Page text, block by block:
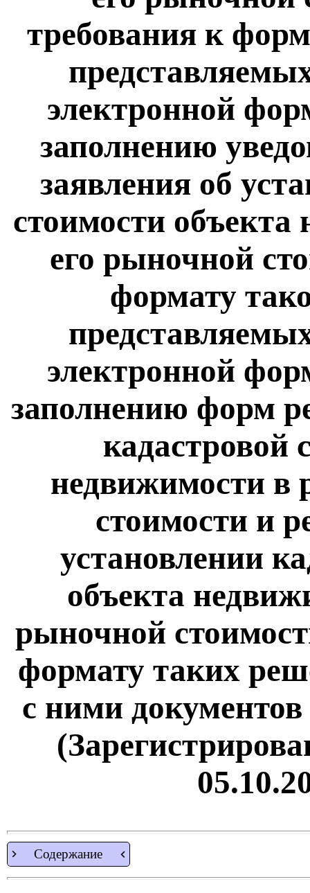
требования к
электронной
заполнению
заявления об
стоимости объекта
его рыночной
формату
электронной
заполнению форм
кадастровой
недвижимости в
стоимости и
установлении
объекта
рыночной
формату таких
с ними
Содержание